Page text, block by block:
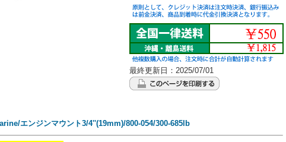
最終更新日：2025/07/01
エンジンマウント3/4''(19mm)/800-054/300-685lb